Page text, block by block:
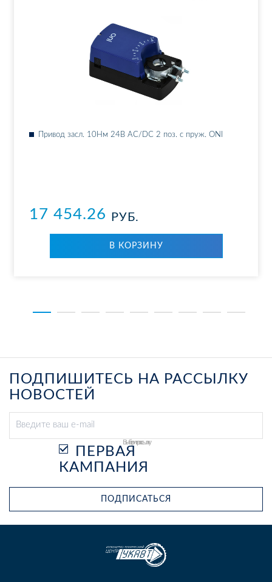
При­вод засл. 10Нм 24В AC/DC 2 поз. с пруж. ONI
17 454.26 РУБ.
В КОР­ЗИ­НУ
ПОДПИШИТЕСЬ НА РАССЫЛКУ
НОВОСТЕЙ
Выберите рассылку
ПЕРВАЯ
КАМПАНИЯ
ПОДПИСАТЬСЯ